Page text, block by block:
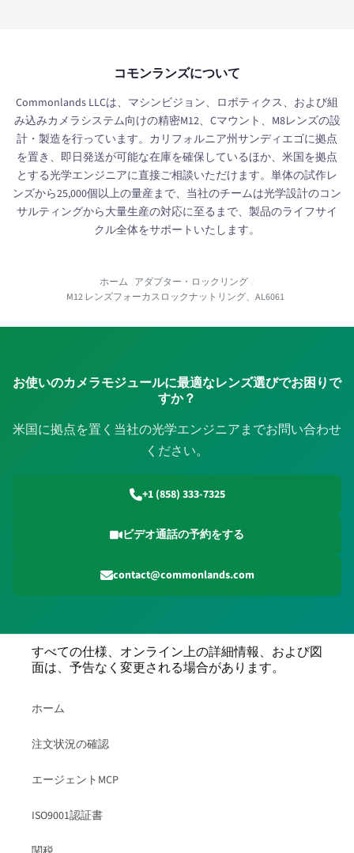
コモンランズについて
Commonlands LLCは、マシンビジョン、ロボティクス、および組
み込みカメラシステム向けの精密M12、Cマウント、M8レンズの設
計・製造を行っています。カリフォルニア州サンディエゴに拠点
を置き、即日発送が可能な在庫を確保しているほか、米国を拠点
とする光学エンジニアに直接ご相談いただけます。単体の試作レ
ンズから25,000個以上の量産まで、当社のチームは光学設計のコン
サルティングから大量生産の対応に至るまで、製品のライフサイ
クル全体をサポートいたします。
ホーム アダプター・ロックリング
M12 レンズフォーカスロックナットリング、AL6061
お使いのカメラモジュールに最適なレンズ選びでお困りで
すか？
米国に拠点を置く当社の光学エンジニアまでお問い合わせ
ください。
+1 (858) 333-7325
ビデオ通話の予約をする
contact@commonlands.com
すべての仕様、オンライン上の詳細情報、および図
面は、予告なく変更される場合があります。
ホーム
注文状況の確認
エージェントMCP
ISO9001認証書